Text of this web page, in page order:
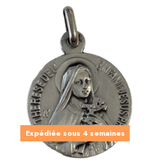
(1 avis)
Expédiée sous 4 semaines